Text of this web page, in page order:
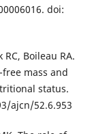
doi:
Boileau RA.
mass and
status.
ajcn/52.6.953